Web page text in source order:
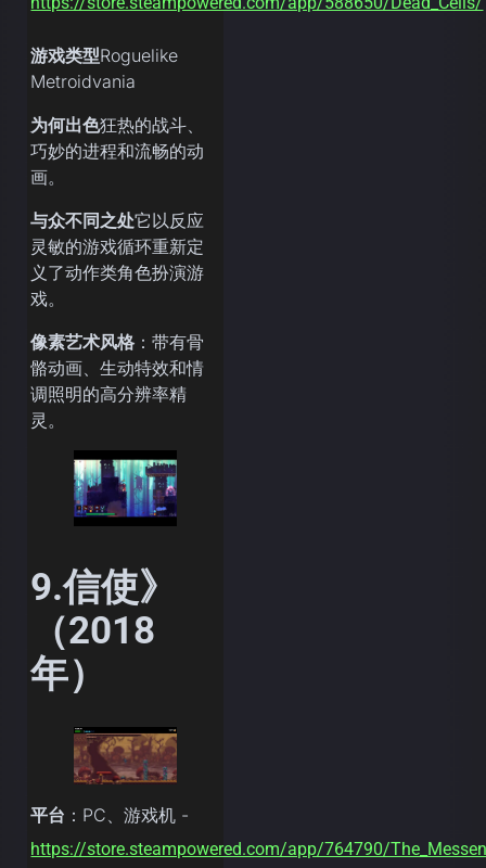
游戏类型Roguelike
Metroidvania
为何出色狂热的战斗、
巧妙的进程和流畅的动
画。
与众不同之处它以反应
灵敏的游戏循环重新定
义了动作类角色扮演游
戏。
像素艺术风格 ：带有骨
骼动画、生动特效和情
调照明的高分辨率精
灵。
9.信使》
（2018
年）
平台 ：PC、游戏机 -
https://store.steampowered.com/app/764790/